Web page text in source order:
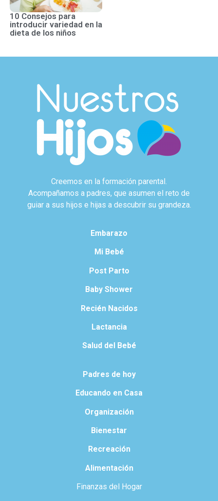
10 Consejos para
introducir variedad en la
dieta de los niños
Creemos en la formación parental.
Acompañamos a padres, que asumen el reto de
guiar a sus hijos e hijas a descubrir su grandeza.
Embarazo
Mi Bebé
Post Parto
Baby Shower
Recién Nacidos
Lactancia
Salud del Bebé
Padres de hoy
Educando en Casa
Organización
Bienestar
Recreación
Alimentación
Finanzas del Hogar